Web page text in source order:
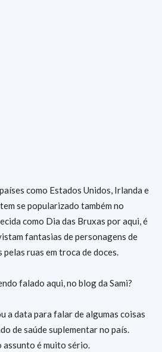
como Estados Unidos, Irlanda e
tem se popularizado também no
como Dia das Bruxas por aqui, é
fantasias de personagens de
ruas em troca de doces.
falado aqui, no blog da Sami?
a data para falar de algumas coisas
de saúde suplementar no país.
assunto é muito sério.